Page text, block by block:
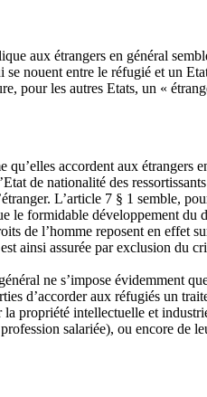
aux étrangers en général
nouent entre le réfugié et un
pour les autres Etats, un «
accordent aux étrangers
de nationalité des
L’article 7 § 1 semble,
formidable développement du
de l’homme reposent en effet
ainsi assurée par exclusion du
ne s’impose évidemment
d’accorder aux réfugiés un
propriété intellectuelle et
salariée), ou encore de